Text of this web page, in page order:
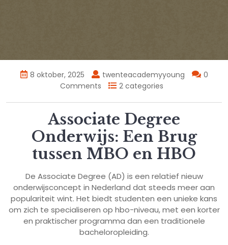
8 oktober, 2025 twenteacademyyoung
0
Comments
2 categories
Associate Degree
Onderwijs: Een Brug
tussen MBO en HBO
De Associate Degree (AD) is een relatief nieuw
onderwijsconcept in Nederland dat steeds meer aan
populariteit wint. Het biedt studenten een unieke kans
om zich te specialiseren op hbo-niveau, met een korter
en praktischer programma dan een traditionele
bacheloropleiding.